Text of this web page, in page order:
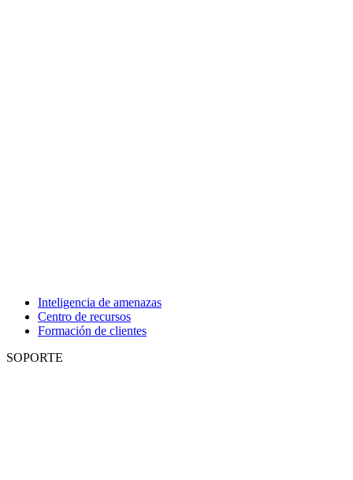
Inteligencia de amenazas
Centro de recursos
Formación de clientes
SOPORTE